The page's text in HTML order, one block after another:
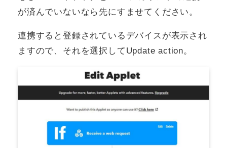
が済んでいないなら先にすませてください。
連携すると登録されているデバイスが表示され
ますので、それを選択してUpdate action。